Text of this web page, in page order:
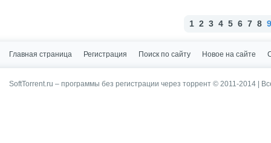
1 2 3 4 5 6 7 8 9
Главная страница Регистрация Поиск по сайту Новое на сайте
SoftTorrent.ru – программы без регистрации через торрент © 2011-2014 |